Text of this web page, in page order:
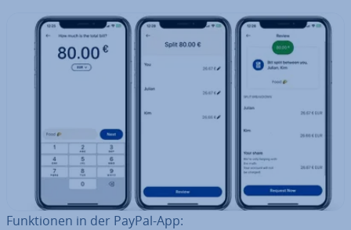
Funk­tio­nen in der PayPal-App: